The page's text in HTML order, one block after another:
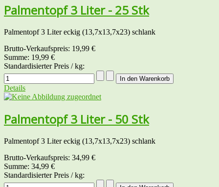
Palmentopf 3 Liter - 25 Stk
Palmentopf 3 Liter eckig (13,7x13,7x23) schlank
Brutto-Verkaufspreis: 19,99 €
Summe: 19,99 €
Standardisierter Preis / kg:
Details
Palmentopf 3 Liter - 50 Stk
Palmentopf 3 Liter eckig (13,7x13,7x23) schlank
Brutto-Verkaufspreis: 34,99 €
Summe: 34,99 €
Standardisierter Preis / kg: